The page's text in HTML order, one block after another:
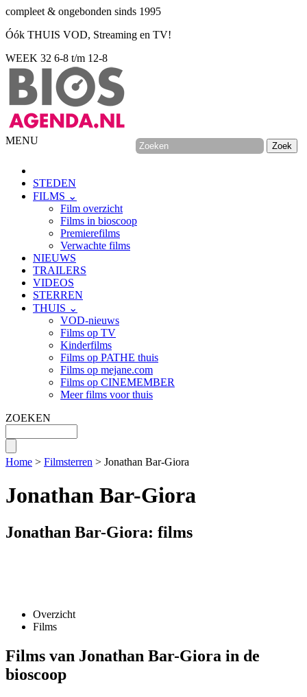
compleet & ongebonden sinds 1995
Óók THUIS VOD, Streaming en TV!
WEEK 32 6-8 t/m 12-8
MENU
STEDEN
FILMS ⌄
Film overzicht
Films in bioscoop
Premierefilms
Verwachte films
NIEUWS
TRAILERS
VIDEOS
STERREN
THUIS ⌄
VOD-nieuws
Films op TV
Kinderfilms
Films op PATHE thuis
Films op mejane.com
Films op CINEMEMBER
Meer films voor thuis
ZOEKEN
Home > Filmsterren > Jonathan Bar-Giora
Jonathan Bar-Giora
Jonathan Bar-Giora: films
Overzicht
Films
Films van Jonathan Bar-Giora in de
bioscoop